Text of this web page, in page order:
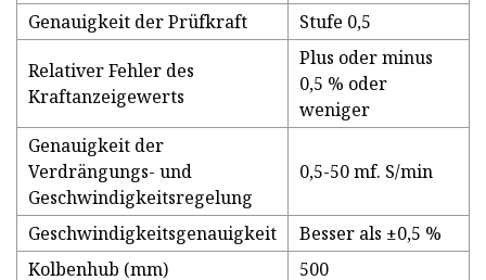
Genauigkeit der Prüfkraft
Stufe 0,5
Relativer Fehler des
Kraftanzeigewerts
Plus oder minus
0,5 % oder
weniger
Genauigkeit der
Verdrängungs- und
Geschwindigkeitsregelung
0,5-50 mf. S/min
Geschwindigkeitsgenauigkeit
Besser als ±0,5 %
Kolbenhub (mm)
500